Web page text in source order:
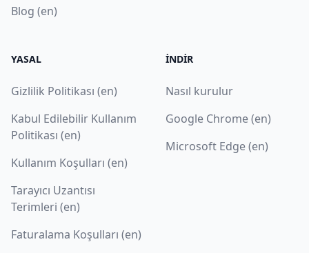
Blog (en)
YASAL
Gizlilik Politikası (en)
Kabul Edilebilir Kullanım
Politikası (en)
Kullanım Koşulları (en)
Tarayıcı Uzantısı
Terimleri (en)
Faturalama Koşulları (en)
İNDIR
Nasıl kurulur
Google Chrome (en)
Microsoft Edge (en)